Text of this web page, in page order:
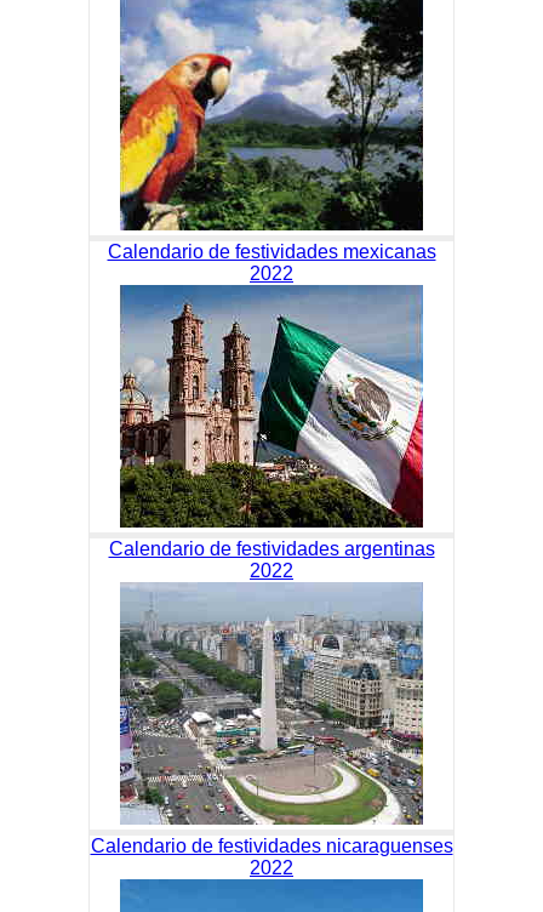
Calendario de festividades mexicanas
2022
Calendario de festividades argentinas
2022
Calendario de festividades nicaraguenses
2022